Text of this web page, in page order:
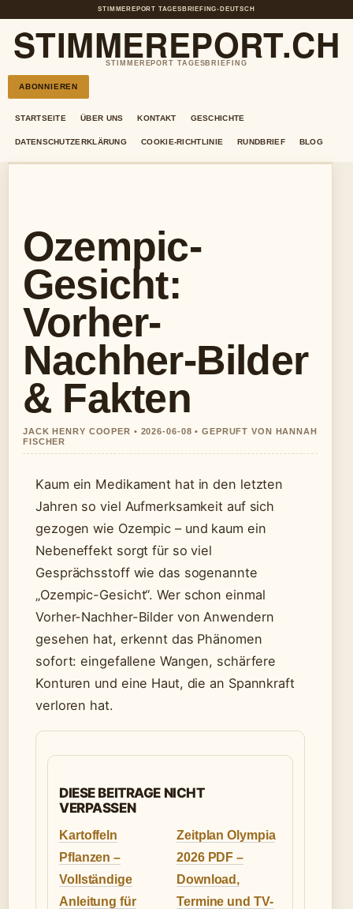
STIMMEREPORT TAGESBRIEFING• DEUTSCH
STIMMEREPORT.CH
STIMMEREPORT TAGESBRIEFING
ABONNIEREN
STARTSEITE ÜBER UNS KONTAKT GESCHICHTE
DATENSCHUTZERKLÄRUNG COOKIE-RICHTLINIE RUNDBRIEF BLOG
Ozempic-
Gesicht:
Vorher-
Nachher-Bilder
& Fakten
JACK HENRY COOPER • 2026-06-08 • GEPRUFT VON HANNAH
FISCHER
Kaum ein Medikament hat in den letzten
Jahren so viel Aufmerksamkeit auf sich
gezogen wie Ozempic – und kaum ein
Nebeneffekt sorgt für so viel
Gesprächsstoff wie das sogenannte
„Ozempic-Gesicht“. Wer schon einmal
Vorher-Nachher-Bilder von Anwendern
gesehen hat, erkennt das Phänomen
sofort: eingefallene Wangen, schärfere
Konturen und eine Haut, die an Spannkraft
verloren hat.
DIESE BEITRAGE NICHT
VERPASSEN
Kartoffeln
Pflanzen –
Vollständige
Anleitung für
Zeitplan Olympia
2026 PDF –
Download,
Termine und TV-